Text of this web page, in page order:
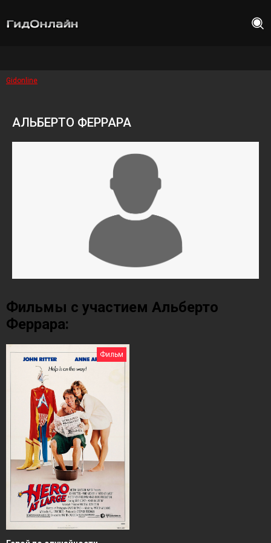
Gidonline
АЛЬБЕРТО ФЕРРАРА
Фильмы с участием Альберто
Феррара:
Фильм